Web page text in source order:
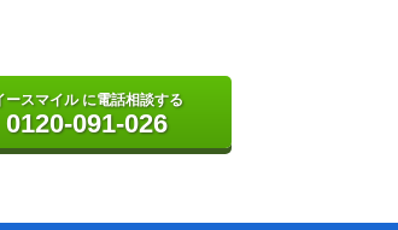
ースマイル に電話相談する
0120-091-026